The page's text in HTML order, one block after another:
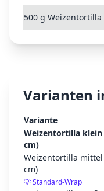
500 g Weizentortilla
Varianten
Variante
Weizentortilla klein
cm)
Weizentortilla mittel
cm)
💡Standard-Wrap